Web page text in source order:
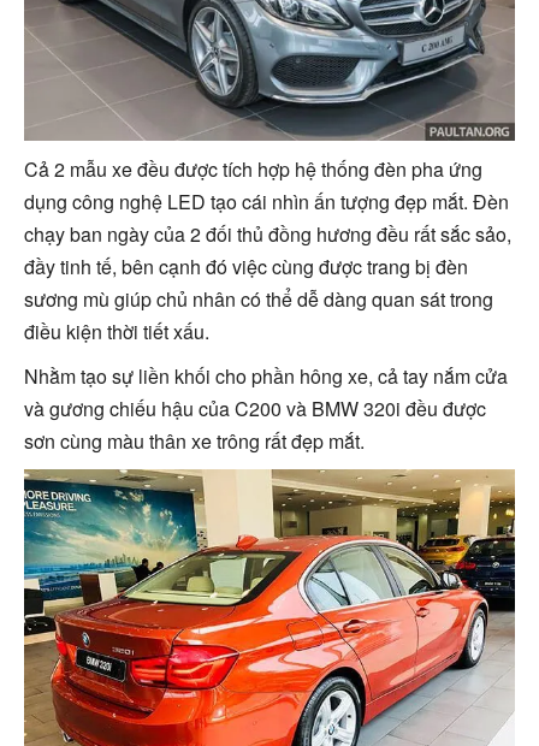
Cả 2 mẫu xe đều được tích hợp hệ thống đèn pha ứng
dụng công nghệ LED tạo cái nhìn ấn tượng đẹp mắt. Đèn
chạy ban ngày của 2 đối thủ đồng hương đều rất sắc sảo,
đầy tinh tế, bên cạnh đó việc cùng được trang bị đèn
sương mù giúp chủ nhân có thể dễ dàng quan sát trong
điều kiện thời tiết xấu.
Nhằm tạo sự liền khối cho phần hông xe, cả tay nắm cửa
và gương chiếu hậu của C200 và BMW 320i đều được
sơn cùng màu thân xe trông rất đẹp mắt.